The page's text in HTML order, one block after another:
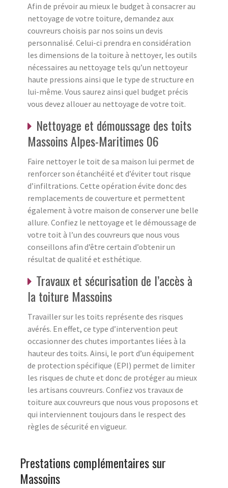
Afin de prévoir au mieux le budget à consacrer au
nettoyage de votre toiture, demandez aux
couvreurs choisis par nos soins un devis
personnalisé. Celui-ci prendra en considération
les dimensions de la toiture à nettoyer, les outils
nécessaires au nettoyage tels qu’un nettoyeur
haute pressions ainsi que le type de structure en
lui-même. Vous saurez ainsi quel budget précis
vous devez allouer au nettoyage de votre toit.
Nettoyage et démoussage des toits
Massoins Alpes-Maritimes 06
Faire nettoyer le toit de sa maison lui permet de
renforcer son étanchéité et d’éviter tout risque
d’infiltrations. Cette opération évite donc des
remplacements de couverture et permettent
également à votre maison de conserver une belle
allure. Confiez le nettoyage et le démoussage de
votre toit à l’un des couvreurs que nous vous
conseillons afin d’être certain d’obtenir un
résultat de qualité et esthétique.
Travaux et sécurisation de l’accès à
la toiture Massoins
Travailler sur les toits représente des risques
avérés. En effet, ce type d’intervention peut
occasionner des chutes importantes liées à la
hauteur des toits. Ainsi, le port d’un équipement
de protection spécifique (EPI) permet de limiter
les risques de chute et donc de protéger au mieux
les artisans couvreurs. Confiez vos travaux de
toiture aux couvreurs que nous vous proposons et
qui interviennent toujours dans le respect des
règles de sécurité en vigueur.
Prestations complémentaires sur
Massoins